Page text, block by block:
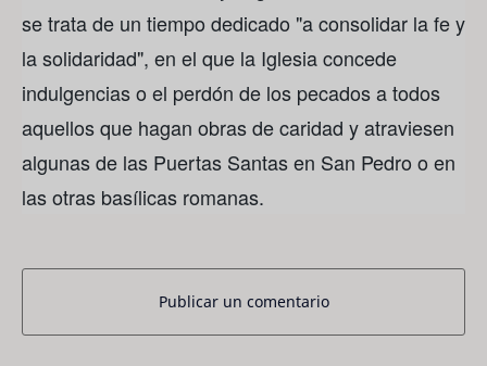
se trata de un tiempo dedicado "a consolidar la fe y
la solidaridad", en el que la Iglesia concede
indulgencias o el perdón de los pecados a todos
aquellos que hagan obras de caridad y atraviesen
algunas de las Puertas Santas en San Pedro o en
las otras basílicas romanas.
Publicar un comentario